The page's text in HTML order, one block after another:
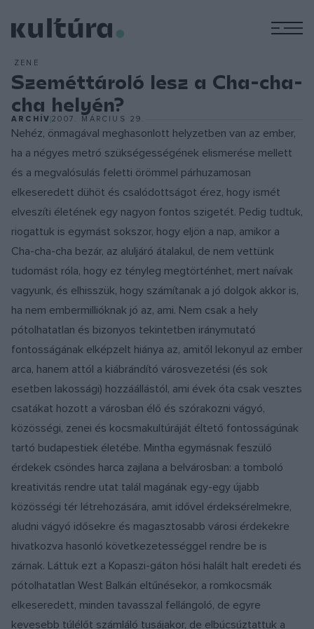
ZENE
Szeméttároló lesz a Cha-cha-
cha helyén?
ARCHÍV2007. MÁRCIUS 29.
Nehéz, önmagával meghasonlott helyzetben van az ember,
ha a négyes metró szükségességének elismerése mellett
és a megvalósulás feletti örömmel párhuzamosan
elkeseredett dühöt és csalódottságot érez, hogy ismét
elveszíti életének egy nagyon fontos szigetét. Pedig tudtuk,
riogattuk is egymást sokszor, hogy eljön a nap, amikor a
Cha-cha-cha bezár, az aluljáró átalakul, de nem vettünk
tudomást róla, hogy ez tényleg megtörténhet, mert naívak
vagyunk, és elhisszük, hogy számítanak a jó dolgok akkor is,
ha nem embermillióknak jó az, ami. Nem csak a hely
pótolhatatlan és bizonyos tekintetben iránymutató
fontosságának elképzelt hiánya az, amitől lekonyul az ember
arca, hanem attól a kiábrándító városvezetési (és sok
esetben lakossági) hozzáállástól, ami évek óta csak vesztes
csatákat hozott a városban élő és szórakozni vágyó,
közösségi, zenei és kocsmakultúráját éltető fontosságúnak
tartó budapestiek életébe. Mintha egymásnak feszülő
érdekek csöndes harca zajlana a belvárosban: a tomboló
kreativitás rendre utat talál magának egy-egy újabb
közösségi tér létrehozására, amit idővel érdeksérelmekre,
aludni vágyó idősekre és magasztosabb városi érdekekre
hivatkozva hasonló következetességgel rendre be is
zárnak. Láttuk ezt a Kopaszi-gáton hősi halált halt eredeti és
pótolhatatlan West Balkán eltűnésekor, a romkocsmák
elkeseredett, minden tavasszal fellángoló, de egyre
kevesebb túlélőt számláló tusájakor, de elbúcsúztattuk a